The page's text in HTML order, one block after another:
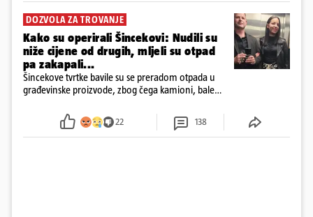
DOZVOLA ZA TROVANJE
Kako su operirali Šincekovi: Nudili su
niže cijene od drugih, mljeli su otpad
pa zakapali...
Šincekove tvrtke bavile su se preradom otpada u
građevinske proizvode, zbog čega kamioni, bale
22 138